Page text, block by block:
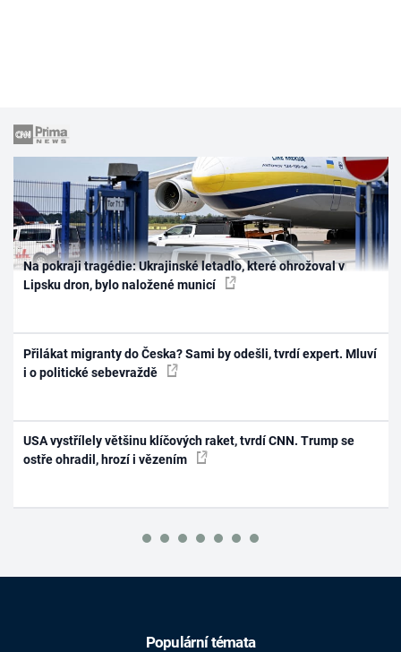
Na pokraji tragédie: Ukrajinské letadlo, které ohrožoval v
Lipsku dron, bylo naložené municí
Přilákat migranty do Česka? Sami by odešli, tvrdí expert. Mluví
i o politické sebevraždě
USA vystřílely většinu klíčových raket, tvrdí CNN. Trump se
ostře ohradil, hrozí i vězením
Populární témata